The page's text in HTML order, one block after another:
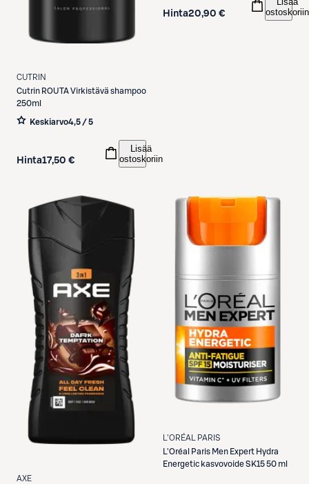
CUTRIN
Cutrin ROUTA Virkistävä shampoo
250ml
Keskiarvo4,5 / 5
Hinta17,50 €
Lisää
ostoskoriin
Hinta20,90 €
ostoskoriin
AXE
L'ORÉAL PARIS
L'Oréal Paris Men Expert Hydra
Energetic kasvovoide SK15 50 ml